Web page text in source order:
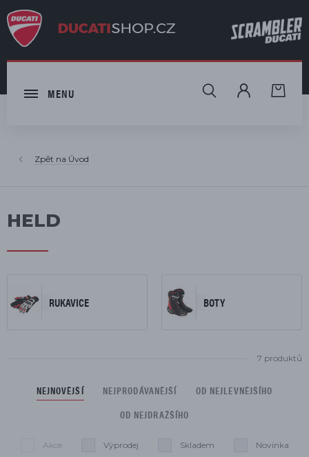
MENU HLEDAT
Úvod
HELD
RUKAVICE BOTY
7 produktů
NEJNOVĚJŠÍ NEJPRODÁVANĚJŠÍ
OD NEJLEVNĚJŠÍHO
OD NEJDRAŽŠÍHO
Akce Výprodej Skladem Novinka